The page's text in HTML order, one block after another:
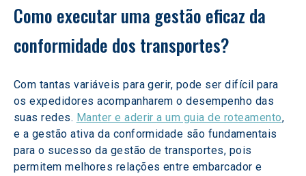
Como executar uma gestão eficaz da
conformidade dos transportes?
Com tantas variáveis para gerir, pode ser difícil para
os expedidores acompanharem o desempenho das
suas redes. Manter e aderir a um guia de roteamento,
e a gestão ativa da conformidade são fundamentais
para o sucesso da gestão de transportes, pois
permitem melhores relações entre embarcador e